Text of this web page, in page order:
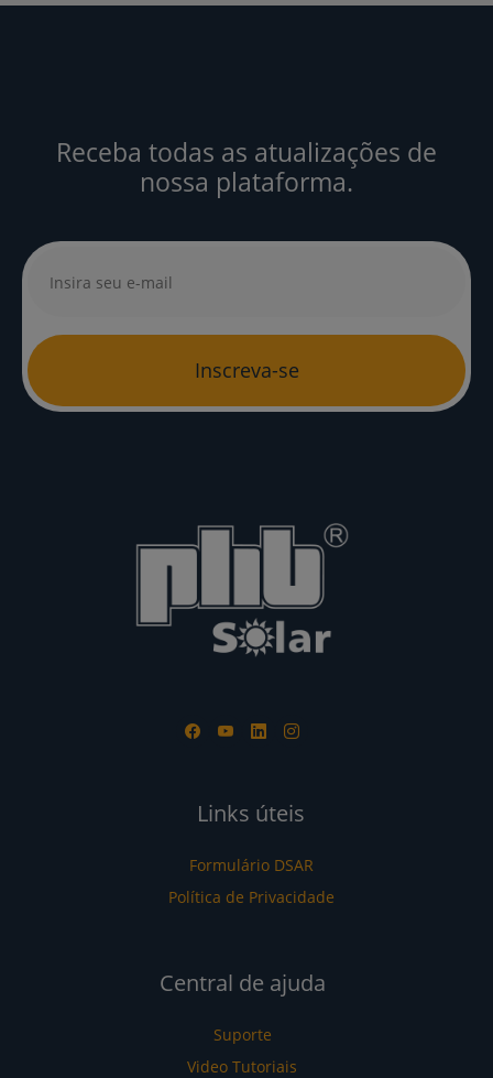
Receba todas as atualizações de
nossa plataforma.
Inscreva-se
Links úteis
Formulário DSAR
Política de Privacidade
Central de ajuda
Suporte
Video Tutoriais